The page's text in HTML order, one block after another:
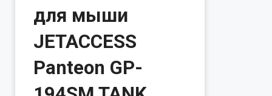
для мыши
JETACCESS
Panteon GP-